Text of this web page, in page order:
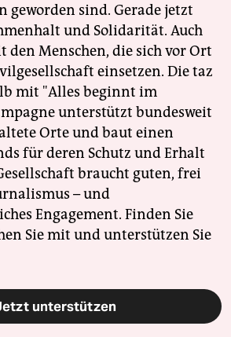
geworden sind. Gerade jetzt
und Solidarität. Auch
den Menschen, die sich vor Ort
einsetzen. Die taz
mit "Alles beginnt im
unterstützt bundesweit
Orte und baut einen
für deren Schutz und Erhalt
braucht guten, frei
– und
Engagement. Finden Sie
Sie mit und unterstützen Sie
unterstützen